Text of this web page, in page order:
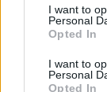
I want to
Personal
Opted In
I want to
Personal
Opted In